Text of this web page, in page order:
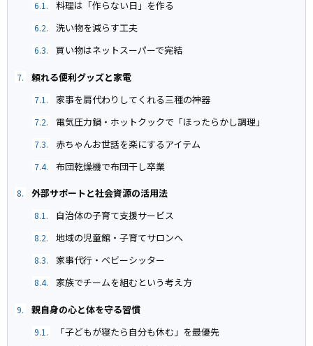
6.1. 料理は「作らない日」を作る
6.2. 洗い物を減らす工夫
6.3. 買い物はネットスーパーで完結
7. 頼れる便利グッズと家電
7.1. 家事を肩代わりしてくれる三種の神器
7.2. 電気圧力鍋・ホットクックで「ほったらかし調理」
7.3. 赤ちゃんお世話を楽にするアイテム
7.4. 布団乾燥機で布団干し卒業
8. 外部サポートと社会資源の活用法
8.1. 自治体の子育て支援サービス
8.2. 地域の児童館・子育てサロンへ
8.3. 家事代行・ベビーシッター
8.4. 家族でチームを組むという考え方
9. 親自身の心と体を守る習慣
9.1. 「子どもが寝たら自分も休む」を最優先